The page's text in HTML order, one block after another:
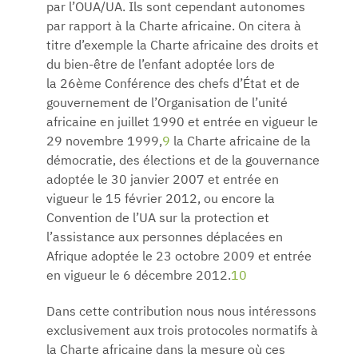
par l’OUA/UA. Ils sont cependant autonomes
par rapport à la Charte africaine. On citera à
titre d’exemple la Charte africaine des droits et
du bien-être de l’enfant adoptée lors de
la 26ème Conférence des chefs d’État et de
gouvernement de l’Organisation de l’unité
africaine en juillet 1990 et entrée en vigueur le
29 novembre 1999,9 la Charte africaine de la
démocratie, des élections et de la gouvernance
adoptée le 30 janvier 2007 et entrée en
vigueur le 15 février 2012, ou encore la
Convention de l’UA sur la protection et
l’assistance aux personnes déplacées en
Afrique adoptée le 23 octobre 2009 et entrée
en vigueur le 6 décembre 2012.10
Dans cette contribution nous nous intéressons
exclusivement aux trois protocoles normatifs à
la Charte africaine dans la mesure où ces